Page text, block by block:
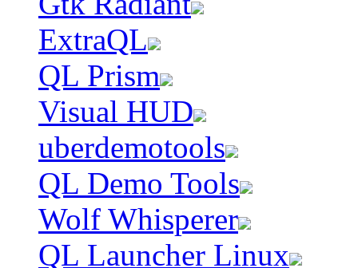
ExtraQL
QL Prism
Visual HUD
uberdemotools
QL Demo Tools
Wolf Whisperer
QL Launcher Linux